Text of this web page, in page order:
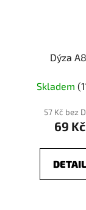
Dýza
Skladem
57 Kč bez
69 Kč
DETAIL